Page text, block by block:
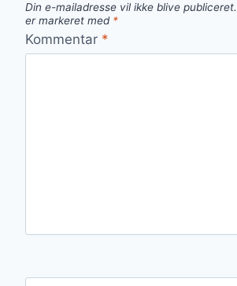
Din e-mailadresse vil ikke blive publiceret.
er markeret med *
Kommentar *